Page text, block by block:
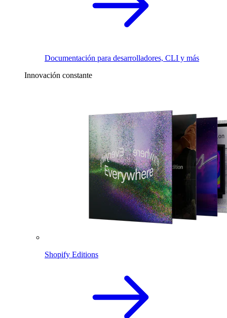
Documentación para desarrolladores, CLI y más
Innovación constante
Shopify Editions